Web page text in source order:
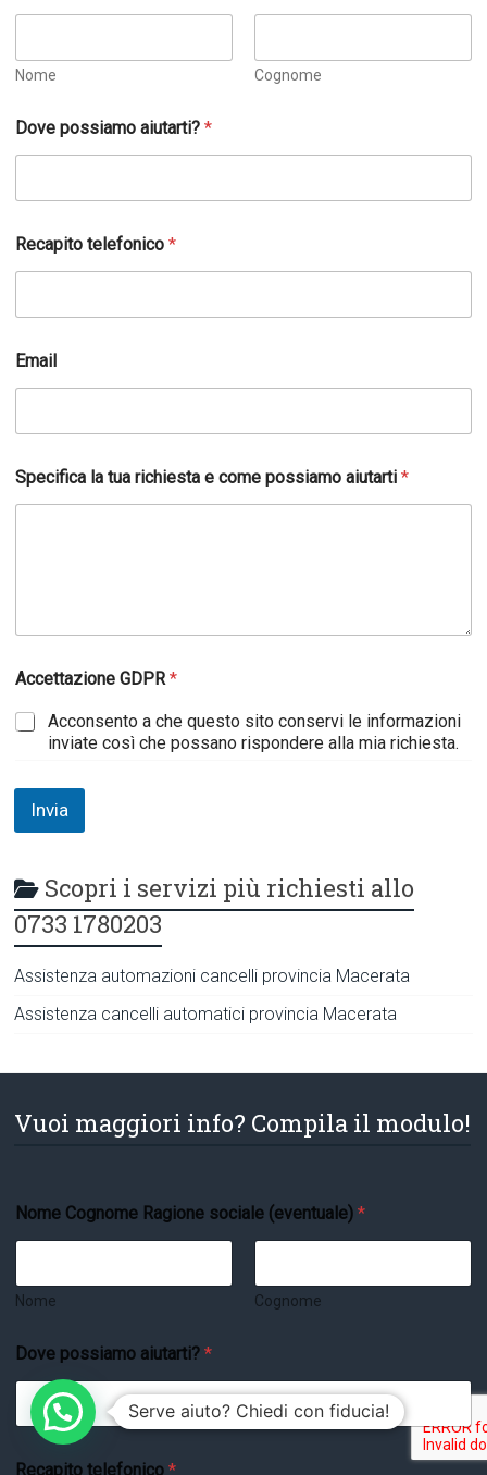
Nome Cognome
p
e
i
i
c
a
t
a
Dove possiamo aiutarti?*
Recapito telefonico*
Email
Specifica la tua richiesta e come possiamo aiutarti*
Accettazione GDPR*
Acconsento a che questo sito conservi le informazioni
inviate così che possano rispondere alla mia richiesta.
Invia
Scopri i servizi più richiesti allo
0733 1780203
Assistenza automazioni cancelli provincia Macerata
Assistenza cancelli automatici provincia Macerata
Vuoi maggiori info? Compila il modulo!
Nome Cognome Ragione sociale (eventuale)*
Nome Cognome
Dove possiamo aiutarti?*
Recapito telefonico*
Serve aiuto? Chiedi con fiducia!